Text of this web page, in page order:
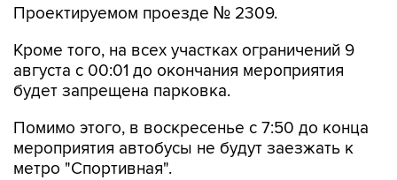
Проектируемом проезде № 2309.
Кроме того, на всех участках ограничений 9
августа с 00:01 до окончания мероприятия
будет запрещена парковка.
Помимо этого, в воскресенье с 7:50 до конца
мероприятия автобусы не будут заезжать к
метро "Спортивная".